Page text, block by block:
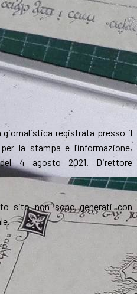
giornalistica registrata presso il
la stampa e l’informazione,
4 agosto 2021. Direttore
sito non sono generati con